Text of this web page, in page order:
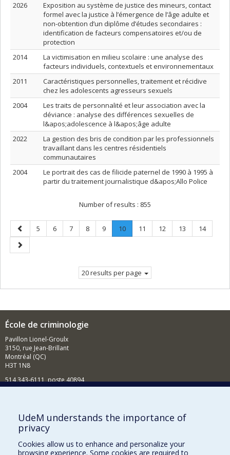
2026
Exposition au système de justice des mineurs, contact
formel avec la justice à l’émergence de l’âge adulte et
non-obtention d’un diplôme d’études secondaires :
identification de facteurs compensatoires et/ou de
protection
2014
La victimisation en milieu scolaire : une analyse des
facteurs individuels, contextuels et environnementaux
2011
Caractéristiques personnelles, traitement et récidive
chez les adolescents agresseurs sexuels
2004
Les traits de personnalité et leur association avec la
déviance : analyse des différences sexuelles de
l&apos;adolescence à l&apos;âge adulte
2022
La gestion des bris de condition par les professionnels
travaillant dans les centres résidentiels
communautaires
2004
Le portrait des cas de filicide paternel de 1990 à 1995 à
partir du traitement journalistique d&apos;Allo Police
Number of results : 855
Previous
page
Page
5 Page
6 Page
7 Page
8 Page
9 Page
10.
Current
Page
11 Page
12 Page
13 Page
14
Next
page
20 results per page
École de criminologie
Pavillon Lionel-Groulx
3150, rue Jean-Brillant
Montréal (QC)
H3T 1N8
514 343-6111, poste 40894
Comment soutenir l'École?
BESOIN D'AIDE?
Plan du site
UdeM understands the importance of
privacy
Cookies allow us to enhance and personalize your
browsing experience. Some cookies are required to